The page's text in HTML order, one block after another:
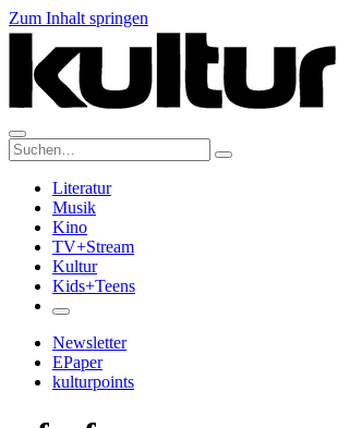
Zum Inhalt springen
Suche:
Literatur
Musik
Kino
TV+Stream
Kultur
Kids+Teens
Newsletter
EPaper
kulturpoints